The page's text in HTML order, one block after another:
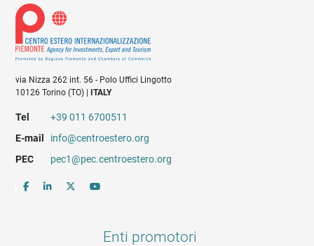
via Nizza 262 int. 56 - Polo Uffici Lingotto
10126 Torino (TO) |ITALY
Tel
+39 011 6700511
E-mail
info@centroestero.org
PEC
pec1@pec.centroestero.org
Enti promotori